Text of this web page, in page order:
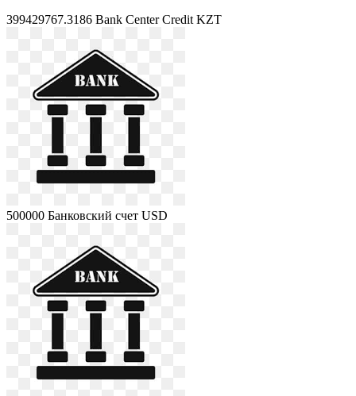
399429767.3186 Bank Center Credit KZT
500000 Банковский счет USD